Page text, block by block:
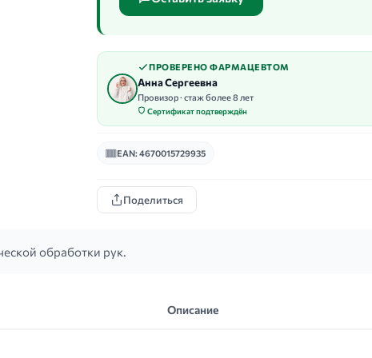
ПРОВЕРЕНО ФАРМАЦЕВТОМ
Анна Сергеевна
Провизор · стаж более 8 лет
Сертификат подтверждён
EAN: 4670015729935
Поделиться
обработки рук.
Описание